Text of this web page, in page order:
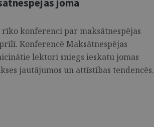
jomā
konferenci par maksātnespējas
Konferencē Maksātnespējas
lektori sniegs ieskatu jomas
jautājumos un attīstības tendencēs.